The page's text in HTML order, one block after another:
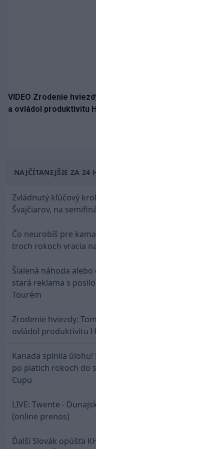
VIDEO Zrodenie hviezdy: Tomáš Selič zničil Švajčiarov
a ovládol produktivitu Hlinka Gretzky Cupu
NAJČÍTANEJŠIE ZA 24 HODÍN
Zvládnutý kľúčový krok! Osemnástka zdolala
Švajčiarov, na semifinále potrebuje pomoc favorita
Čo neurobíš pre kamaráta! Marián Hossa sa po
troch rokoch vracia na ľad
Šialená náhoda alebo osud? Našla sa 11 rokov
stará reklama s posilou Slovana a trénerom
Tourém
Zrodenie hviezdy: Tomáš Selič zničil Švajčiarov a
ovládol produktivitu Hlinka Gretzky Cupu
Kanada splnila úlohu! Slovenská osemnástka mieri
po piatich rokoch do semifinále Hlinka Gretzky
Cupu
LIVE: Twente - Dunajská Streda / Konferenčná liga
(online prenos)
Ďalší Slovák opúšťa KHL. Patrik Rybár sa dohodol